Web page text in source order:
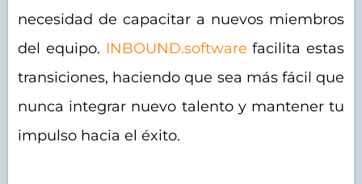
necesidad de capacitar a nuevos miembros
del equipo. INBOUND.software facilita estas
transiciones, haciendo que sea más fácil que
nunca integrar nuevo talento y mantener tu
impulso hacia el éxito.